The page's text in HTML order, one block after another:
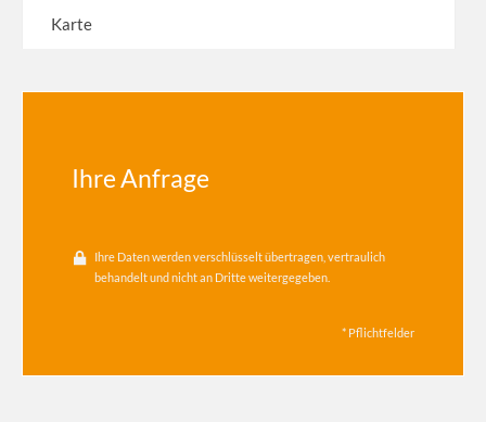
Karte
Ihre Anfrage
Ihre Daten werden verschlüsselt übertragen, vertraulich
behandelt und nicht an Dritte weitergegeben.
* Pflichtfelder